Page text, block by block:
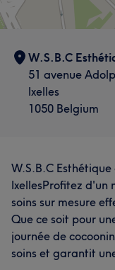
W.S.B.C
51 avenue
Ixelles
1050 Belgium
W.S.B.C
IxellesProfitez d'un
soins sur mesure
Que ce soit pour
journée de
soins et garantit